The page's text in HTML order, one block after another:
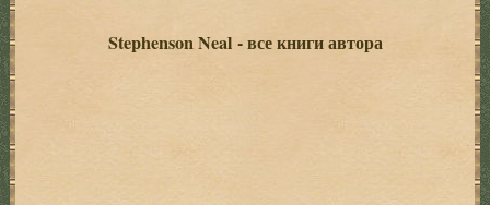
Stephenson Neal - все книги автора